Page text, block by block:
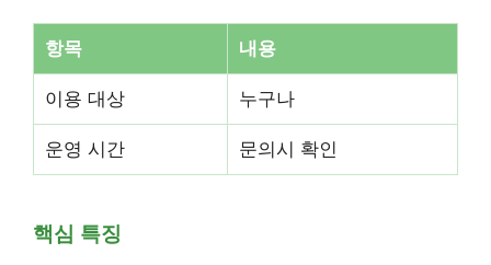
항목 내용
이용 대상 누구나
운영 시간 문의시 확인
핵심 특징